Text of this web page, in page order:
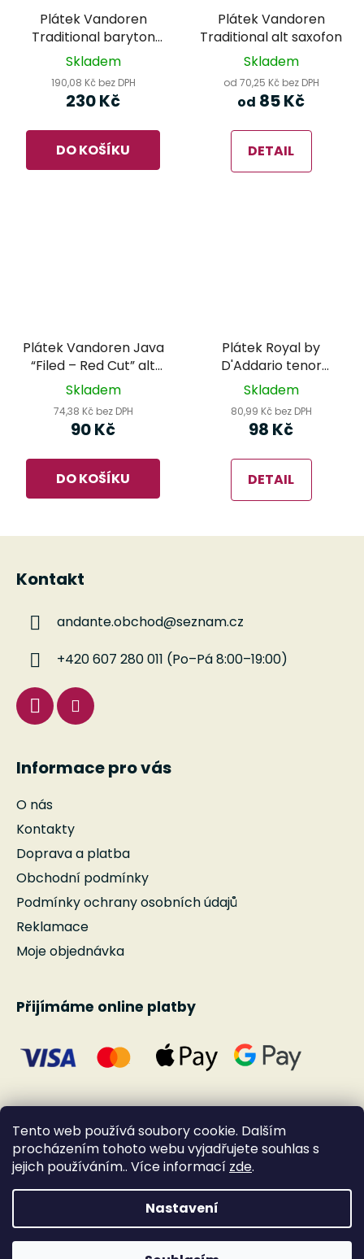
Tento web používá soubory cookie. Dalším
procházením tohoto webu vyjadřujete souhlas s
jejich používáním.. Více informací zde.
Nastavení
Plátek Vandoren
Traditional baryton
saxofon 2,5
Skladem
190,08 Kč bez DPH
230 Kč
DO KOŠÍKU
Plátek Vandoren
Traditional alt saxofon
Skladem
od 70,25 Kč bez DPH
od 85 Kč
DETAIL
Plátek Vandoren Java
“Filed – Red Cut” alt
saxofon 2,5
Skladem
74,38 Kč bez DPH
90 Kč
DO KOŠÍKU
Plátek Royal by
D'Addario tenor
saxofon
Skladem
80,99 Kč bez DPH
98 Kč
DETAIL
Kontakt
andante.obchod@seznam.cz
+420 607 280 011 (Po–Pá 8:00–19:00)
Informace pro vás
O nás
Kontakty
Doprava a platba
Obchodní podmínky
Podmínky ochrany osobních údajů
Reklamace
Moje objednávka
Přijímáme online platby
Vytvořil Shoptet